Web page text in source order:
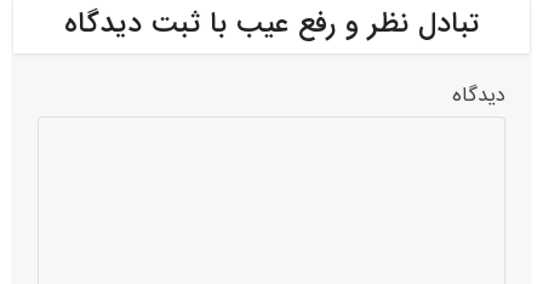
تبادل نظر و رفع عیب با ثبت دیدگاه
دیدگاه